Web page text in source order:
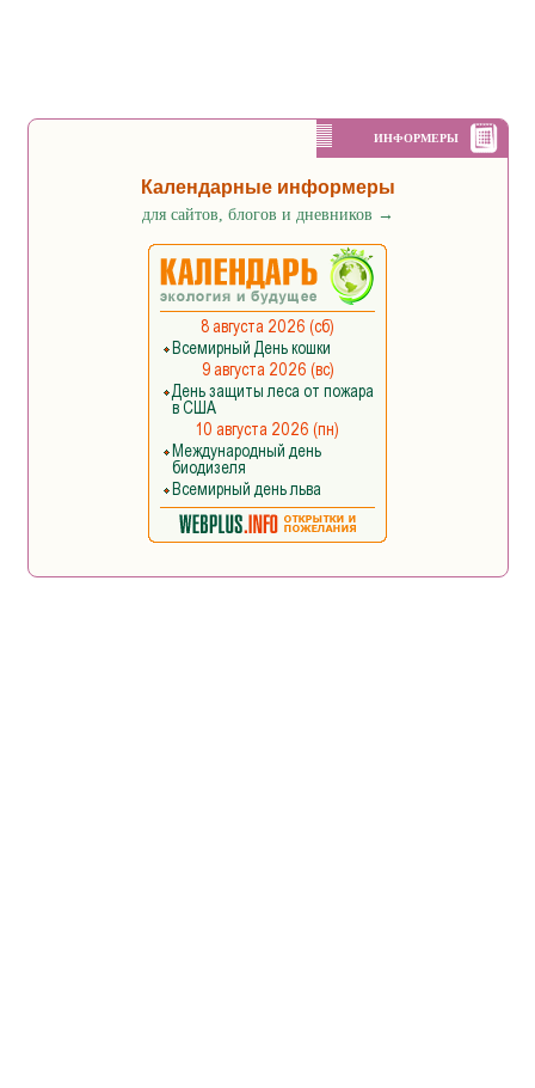
ИНФОРМЕРЫ
Календарные информеры
для сайтов, блогов и дневников →